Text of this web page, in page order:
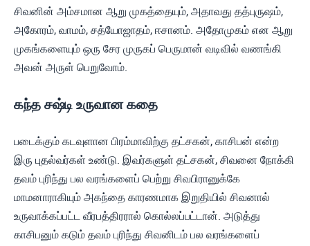
சிவனின் அம்சமான ஆறு முகத்தையும், அதாவது தத்புருஷம்,
அகோரம், வாமம், சத்யோஜாதம், ஈசானம். அதோமுகம் என ஆறு
முகங்களையும் ஒரு சேர முருகப் பெருமான் வடிவில் வணங்கி
அவன் அருள் பெறுவோம்.
கந்த சஷ்டி உருவான கதை
படைக்கும் கடவுளான பிரம்மாவிற்கு தட்சகன், காசிபன் என்ற
இரு புதல்வர்கள் உண்டு. இவர்களுள் தட்சகன், சிவனை நோக்கி
தவம் புரிந்து பல வரங்களைப் பெற்று சிவபிரானுக்கே
மாமனாராகியும் அகந்தை காரணமாக இறுதியில் சிவனால்
உருவாக்கப்பட்ட வீரபத்திரரால் கொல்லப்பட்டான். அடுத்து
காசிபனும் கடும் தவம் புரிந்து சிவனிடம் பல வரங்களைப்